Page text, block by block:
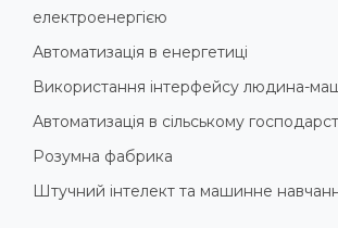
електроенергією
Автоматизація в енергетиці
Використання інтерфейсу людина-
Автоматизація в сільському
Розумна фабрика
Штучний інтелект та машинне